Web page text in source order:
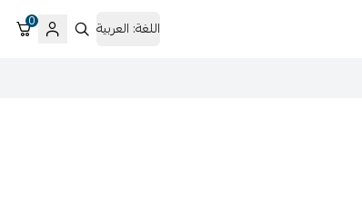
اللغة: العربية 0